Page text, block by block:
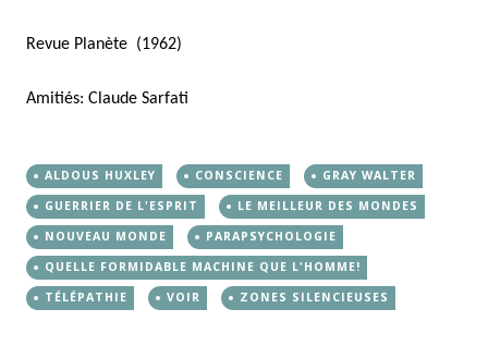
Revue Planète (1962)
Amitiés: Claude Sarfati
ALDOUS HUXLEY CONSCIENCE
GRAY WALTER
GUERRIER DE L'ESPRIT
LE MEILLEUR DES MONDES
NOUVEAU MONDE
PARAPSYCHOLOGIE
QUELLE FORMIDABLE MACHINE QUE L'HOMME!
TÉLÉPATHIE
VOIR ZONES SILENCIEUSES